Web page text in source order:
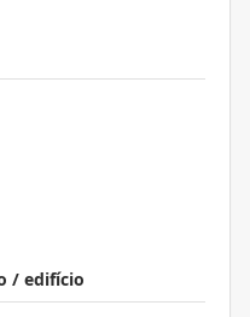
/ edifício